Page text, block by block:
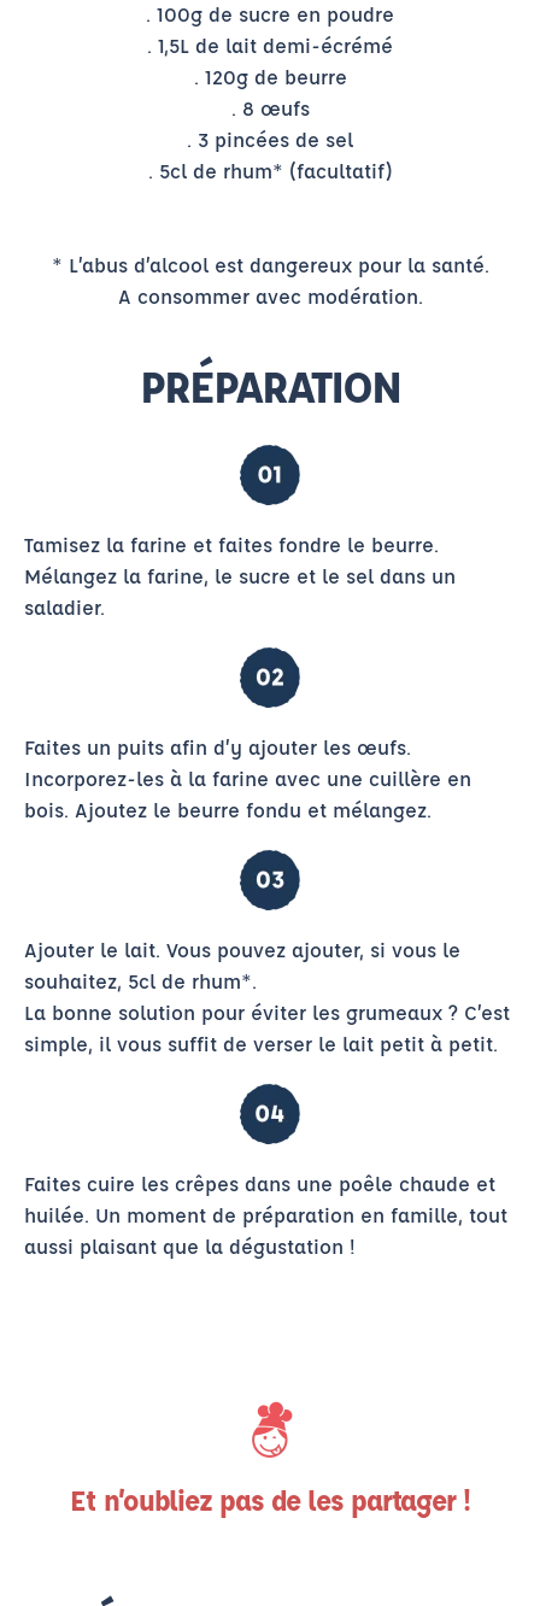
. 100g de sucre en poudre
. 1,5L de lait demi-écrémé
. 120g de beurre
. 8 œufs
. 3 pincées de sel
. 5cl de rhum* (facultatif)
* L’abus d’alcool est dangereux pour la santé.
A consommer avec modération.
PRÉPARATION
Tamisez la farine et faites fondre le beurre.
Mélangez la farine, le sucre et le sel dans un
saladier.
Faites un puits afin d’y ajouter les œufs.
Incorporez-les à la farine avec une cuillère en
bois. Ajoutez le beurre fondu et mélangez.
Ajouter le lait. Vous pouvez ajouter, si vous le
souhaitez, 5cl de rhum*.
La bonne solution pour éviter les grumeaux ? C’est
simple, il vous suffit de verser le lait petit à petit.
Faites cuire les crêpes dans une poêle chaude et
huilée. Un moment de préparation en famille, tout
aussi plaisant que la dégustation !
Et n’oubliez pas de les partager !